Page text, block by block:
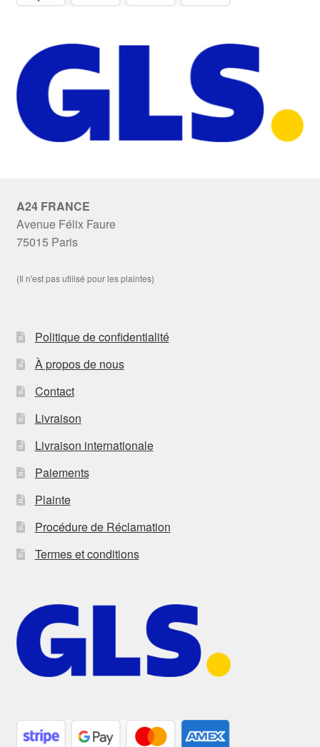
A24 FRANCE
Avenue Félix Faure
75015 Paris
(Il n'est pas utilisé pour les plaintes)
Politique de confidentialité
À propos de nous
Contact
Livraison
Livraison internationale
Paiements
Plainte
Procédure de Réclamation
Termes et conditions